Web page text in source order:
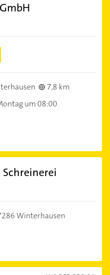
7,8 km
um 08:00
Winterhausen